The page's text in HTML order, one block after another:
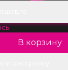
В корзину